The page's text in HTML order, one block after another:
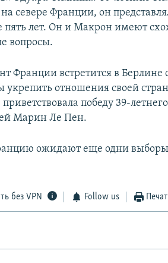
на севере Франции, он
пять лет. Он и Макрон имеют
вопросы.
Франции встретится в
укрепить отношения своей
победу 39-
Марин Ле Пен.
ожидают еще одни
без VPN Follow us